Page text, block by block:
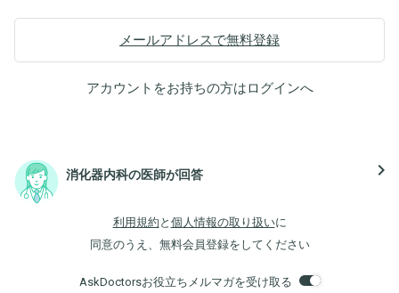
メールアドレスで無料登録
アカウントをお持ちの方はログインへ
消化器内科の医師が回答 navigate_next
利用規約 と 個人情報の取り扱いに
同意のうえ、無料会員登録をしてください
AskDoctorsお役立ちメルマガを受け取る